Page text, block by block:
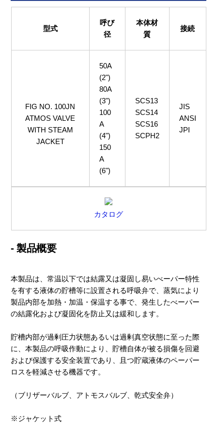
型式
呼び
径
本体材
質
接続
FIG NO. 100JN
ATMOS VALVE
WITH STEAM
JACKET
50A
(2")
80A
(3")
100
A
(4")
150
A
(6")
SCS13
SCS14
SCS16
SCPH2
JIS
ANSI
JPI
カタログ
- 製品概要
本製品は、常温以下では結露又は凝固し易いべーパー特性
を有する液体の貯槽等に設置される呼吸弁で、蒸気により
製品内部を加熱・加温・保温する事で、発生したべーパー
の結露化および凝固化を防止又は緩和します。
貯槽内部が過剰圧力状態あるいは過剰真空状態に至った際
に、本製品の呼吸作動により、貯槽自体が被る損傷を回避
および保護する安全装置であり、且つ貯蔵液体のペーパー
ロスを軽減させる機器です。
（ブリザーバルブ、アトモスバルブ、乾式安全弁）
※ジャケット式